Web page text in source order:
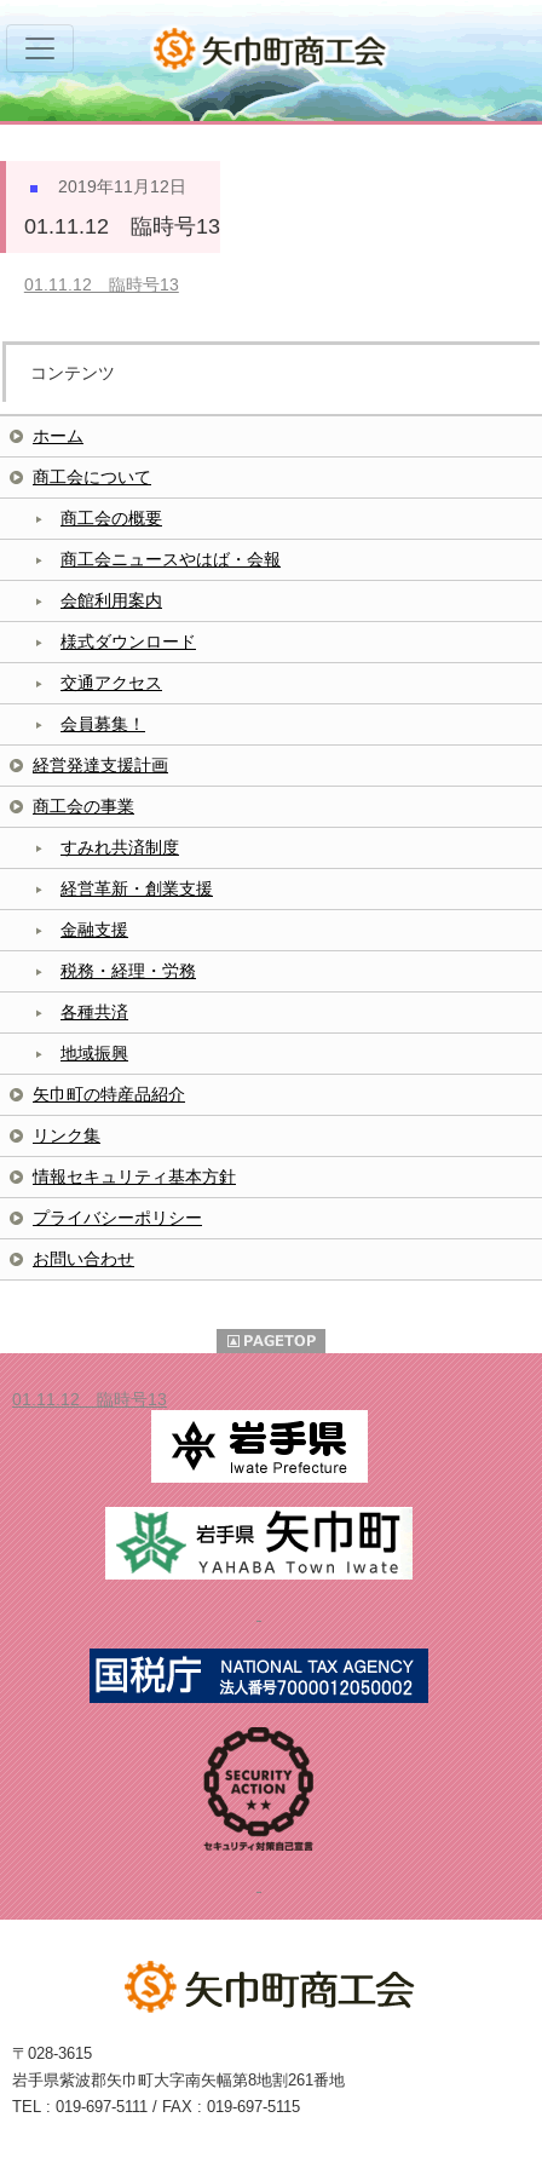
2019年11月12日
01.11.12 臨時号13
01.11.12 臨時号13
コンテンツ
ホーム
商工会について
商工会の概要
商工会ニュースやはば・会報
会館利用案内
様式ダウンロード
交通アクセス
会員募集！
経営発達支援計画
商工会の事業
すみれ共済制度
経営革新・創業支援
金融支援
税務・経理・労務
各種共済
地域振興
矢巾町の特産品紹介
リンク集
情報セキュリティ基本方針
プライバシーポリシー
お問い合わせ
01.11.12 臨時号13
〒028-3615
岩手県紫波郡矢巾町大字南矢幅第8地割261番地
TEL : 019-697-5111 / FAX : 019-697-5115